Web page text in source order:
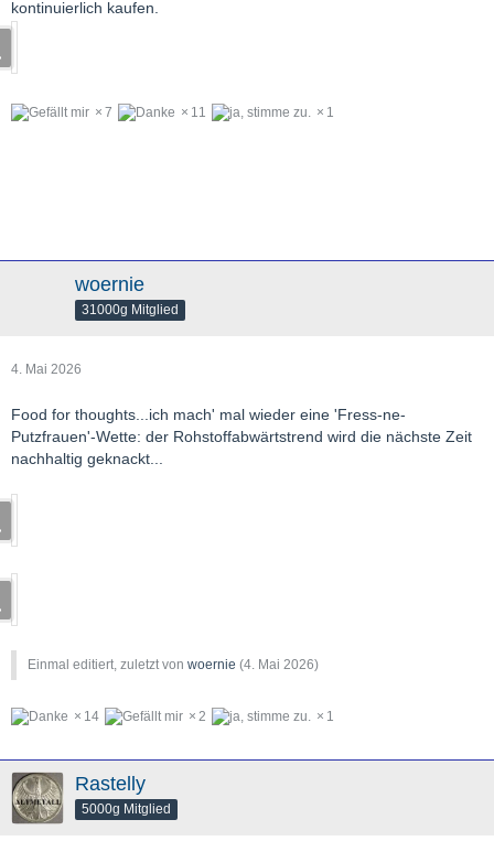
kontinuierlich kaufen.
7 11 1
woernie
31000g Mitglied
4. Mai 2026
Food for thoughts...ich mach' mal wieder eine 'Fress-ne-
Putzfrauen'-Wette: der Rohstoffabwärtstrend wird die nächste Zeit
nachhaltig geknackt...
Einmal editiert, zuletzt von woernie (4. Mai 2026)
14 2 1
Rastelly
5000g Mitglied